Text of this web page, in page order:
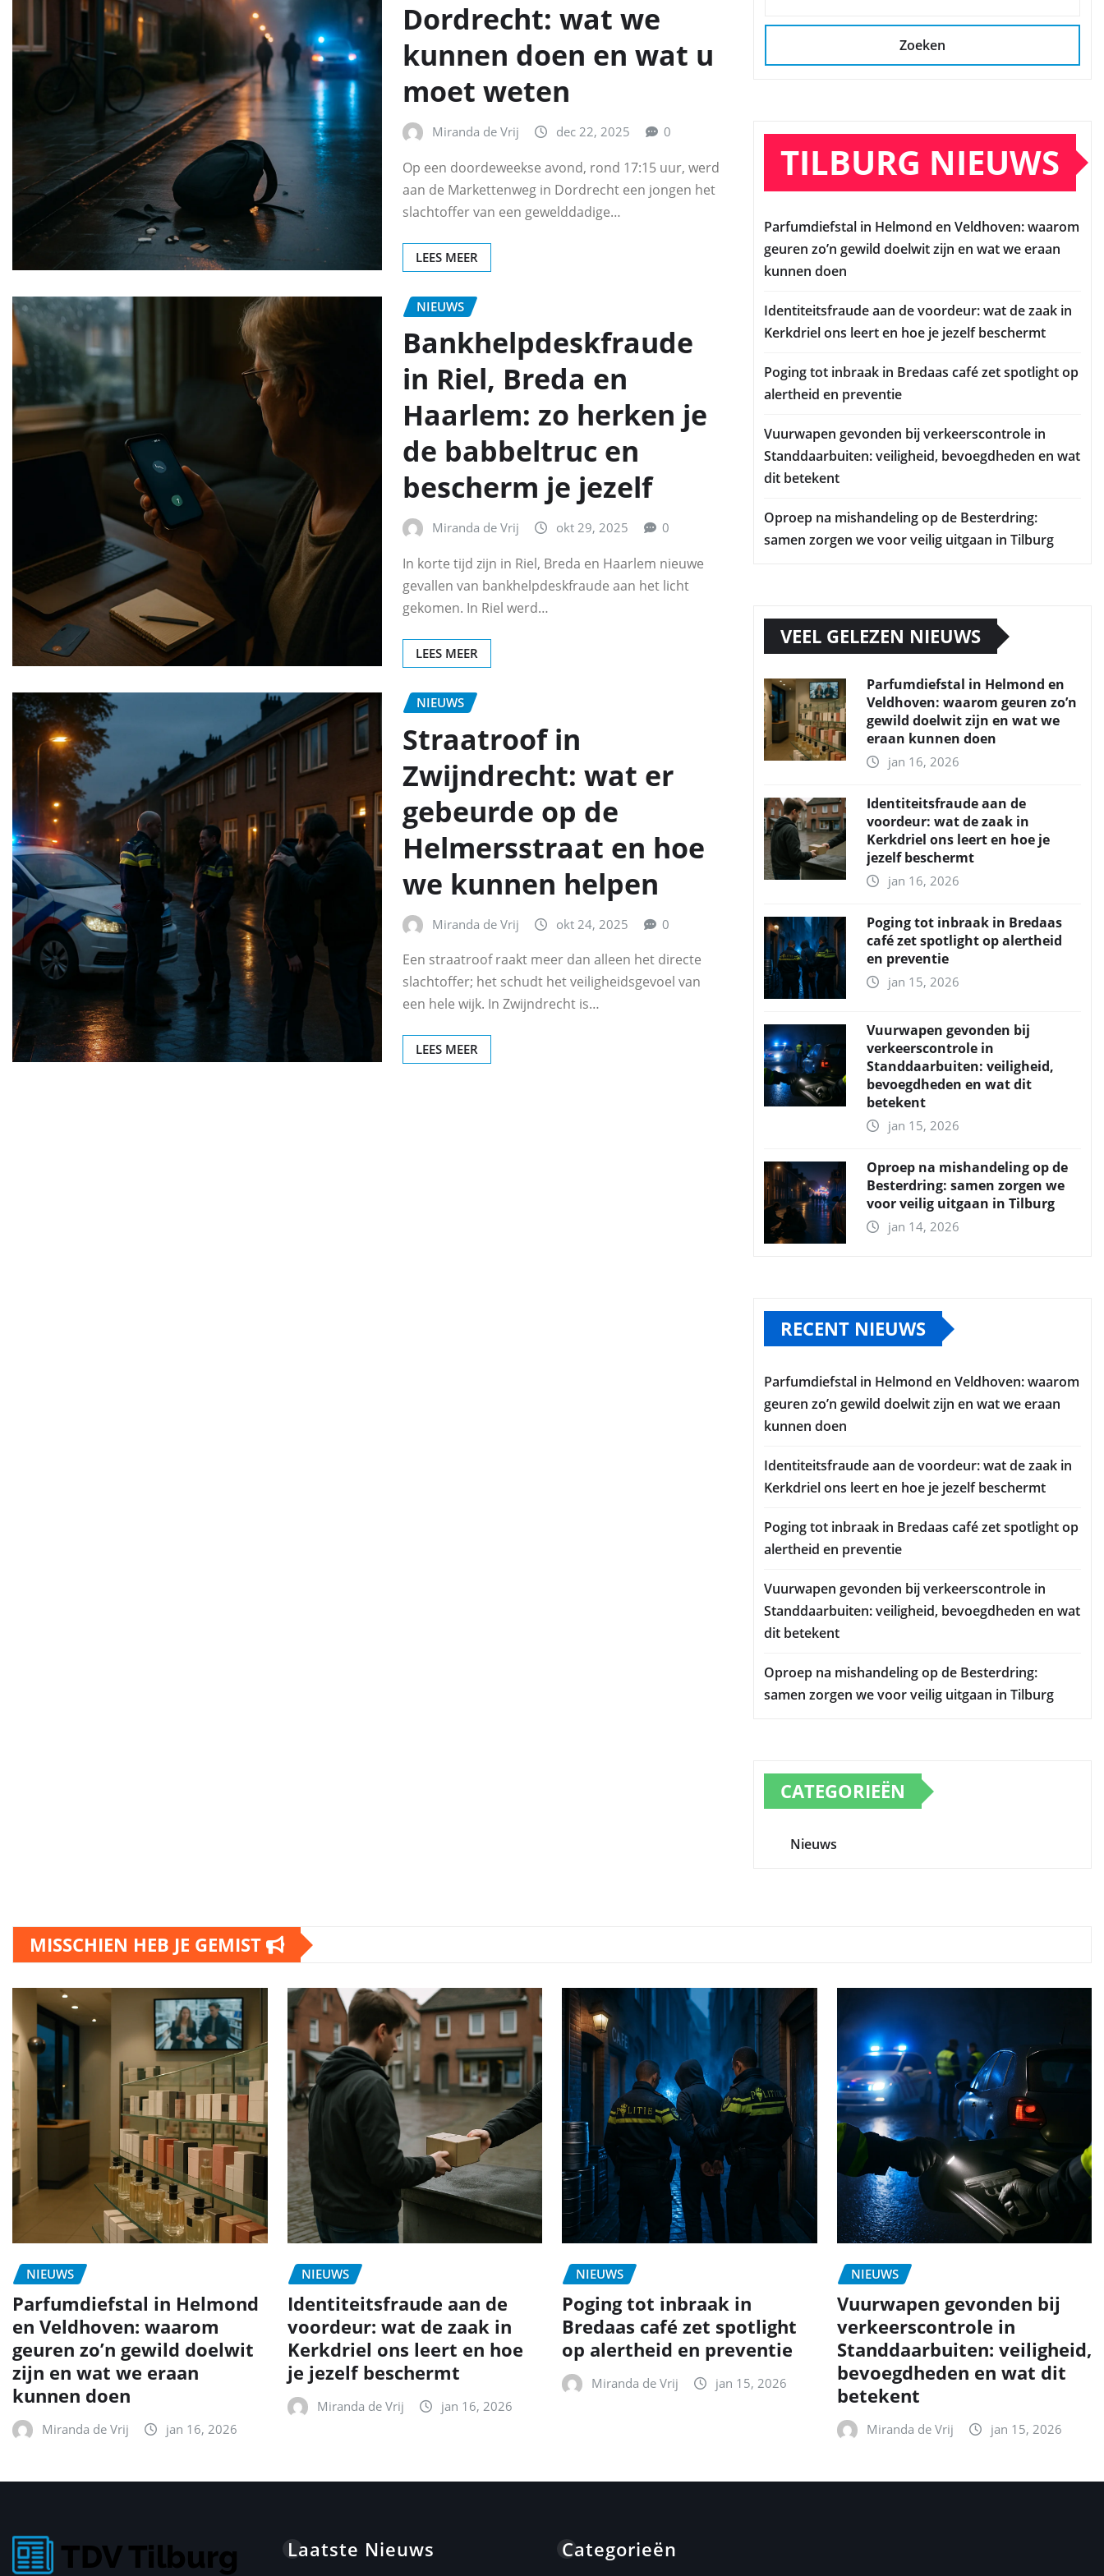
Dordrecht: wat we
kunnen doen en wat u
moet weten
Miranda de Vrij dec 22, 2025 0
Op een doordeweekse avond, rond 17:15 uur, werd
aan de Markettenweg in Dordrecht een jongen het
slachtoffer van een gewelddadige…
LEES MEER
NIEUWS
Bankhelpdeskfraude
in Riel, Breda en
Haarlem: zo herken je
de babbeltruc en
bescherm je jezelf
Miranda de Vrij okt 29, 2025 0
In korte tijd zijn in Riel, Breda en Haarlem nieuwe
gevallen van bankhelpdeskfraude aan het licht
gekomen. In Riel werd…
LEES MEER
NIEUWS
Straatroof in
Zwijndrecht: wat er
gebeurde op de
Helmersstraat en hoe
we kunnen helpen
Miranda de Vrij okt 24, 2025 0
Een straatroof raakt meer dan alleen het directe
slachtoffer; het schudt het veiligheidsgevoel van
een hele wijk. In Zwijndrecht is…
LEES MEER
Zoeken
TILBURG NIEUWS
Parfumdiefstal in Helmond en Veldhoven: waarom
geuren zo’n gewild doelwit zijn en wat we eraan
kunnen doen
Identiteitsfraude aan de voordeur: wat de zaak in
Kerkdriel ons leert en hoe je jezelf beschermt
Poging tot inbraak in Bredaas café zet spotlight op
alertheid en preventie
Vuurwapen gevonden bij verkeerscontrole in
Standdaarbuiten: veiligheid, bevoegdheden en wat
dit betekent
Oproep na mishandeling op de Besterdring:
samen zorgen we voor veilig uitgaan in Tilburg
VEEL GELEZEN NIEUWS
Parfumdiefstal in Helmond en
Veldhoven: waarom geuren zo’n
gewild doelwit zijn en wat we
eraan kunnen doen
jan 16, 2026
Identiteitsfraude aan de
voordeur: wat de zaak in
Kerkdriel ons leert en hoe je
jezelf beschermt
jan 16, 2026
Poging tot inbraak in Bredaas
café zet spotlight op alertheid
en preventie
jan 15, 2026
Vuurwapen gevonden bij
verkeerscontrole in
Standdaarbuiten: veiligheid,
bevoegdheden en wat dit
betekent
jan 15, 2026
Oproep na mishandeling op de
Besterdring: samen zorgen we
voor veilig uitgaan in Tilburg
jan 14, 2026
RECENT NIEUWS
Parfumdiefstal in Helmond en Veldhoven: waarom
geuren zo’n gewild doelwit zijn en wat we eraan
kunnen doen
Identiteitsfraude aan de voordeur: wat de zaak in
Kerkdriel ons leert en hoe je jezelf beschermt
Poging tot inbraak in Bredaas café zet spotlight op
alertheid en preventie
Vuurwapen gevonden bij verkeerscontrole in
Standdaarbuiten: veiligheid, bevoegdheden en wat
dit betekent
Oproep na mishandeling op de Besterdring:
samen zorgen we voor veilig uitgaan in Tilburg
CATEGORIEËN
Nieuws
MISSCHIEN HEB JE GEMIST
NIEUWS
Parfumdiefstal in Helmond
en Veldhoven: waarom
geuren zo’n gewild doelwit
zijn en wat we eraan
kunnen doen
Miranda de Vrij jan 16, 2026
NIEUWS
Identiteitsfraude aan de
voordeur: wat de zaak in
Kerkdriel ons leert en hoe
je jezelf beschermt
Miranda de Vrij jan 16, 2026
NIEUWS
Poging tot inbraak in
Bredaas café zet spotlight
op alertheid en preventie
Miranda de Vrij jan 15, 2026
NIEUWS
Vuurwapen gevonden bij
verkeerscontrole in
Standdaarbuiten: veiligheid,
bevoegdheden en wat dit
betekent
Miranda de Vrij jan 15, 2026
Laatste Nieuws Categorieën